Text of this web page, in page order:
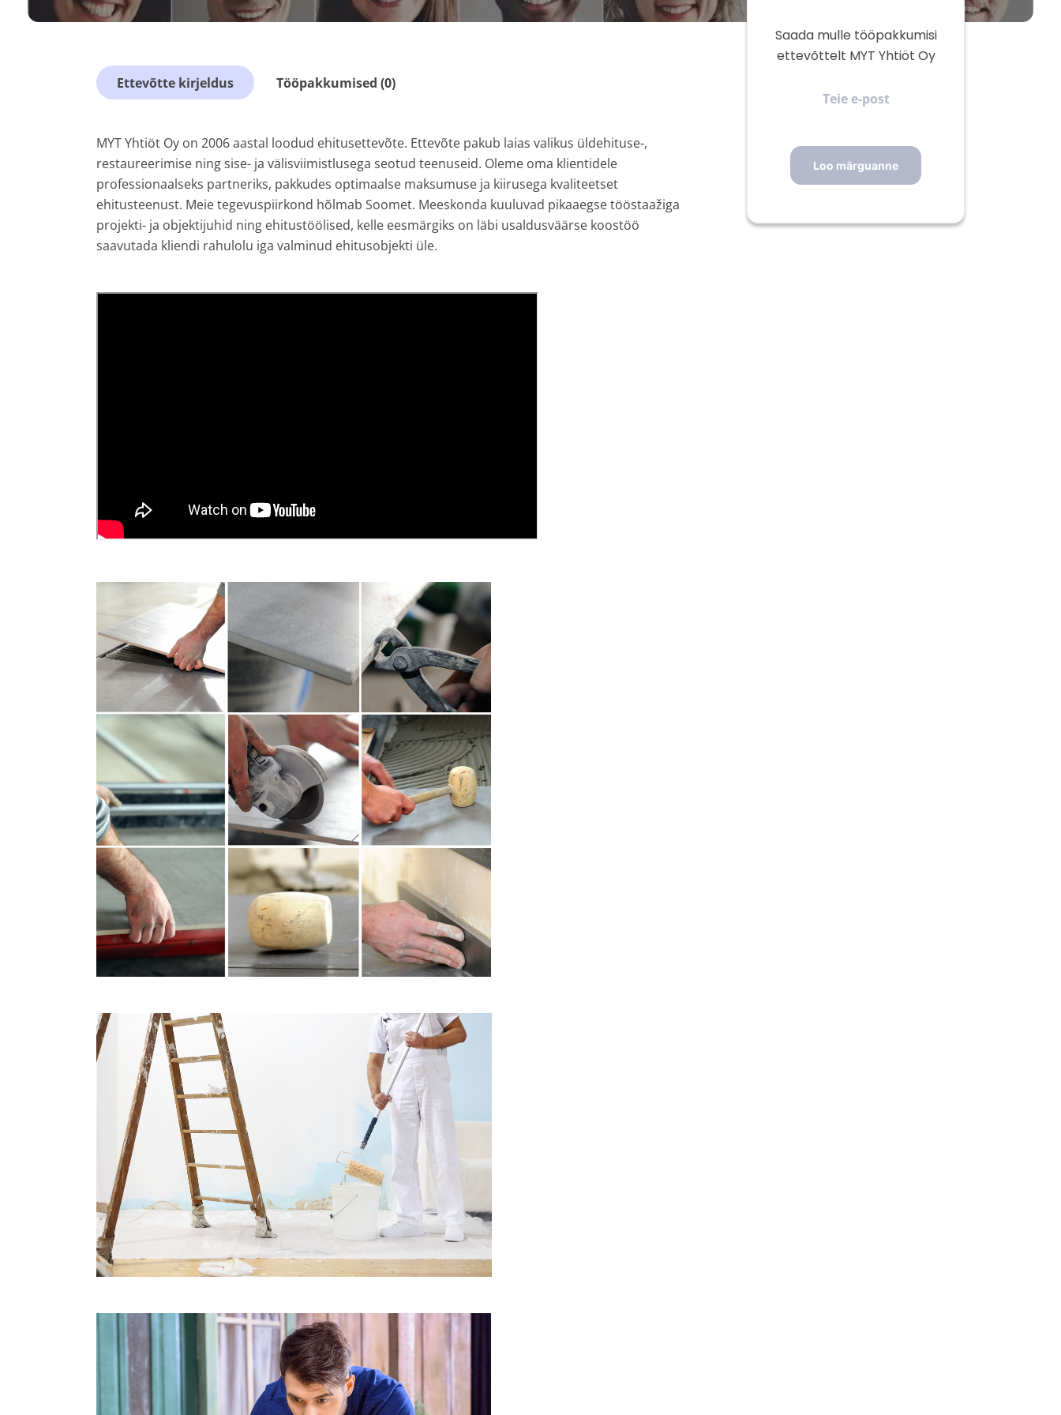
Ettevõtte kirjeldus Tööpakkumised (0)
MYT Yhtiöt Oy on 2006 aastal loodud ehitusettevõte. Ettevõte pakub laias valikus üldehituse-,
restaureerimise ning sise- ja välisviimistlusega seotud teenuseid. Oleme oma klientidele
professionaalseks partneriks, pakkudes optimaalse maksumuse ja kiirusega kvaliteetset
ehitusteenust. Meie tegevuspiirkond hõlmab Soomet. Meeskonda kuuluvad pikaaegse tööstaažiga
projekti- ja objektijuhid ning ehitustöölised, kelle eesmärgiks on läbi usaldusväärse koostöö
saavutada kliendi rahulolu iga valminud ehitusobjekti üle.
Saada mulle tööpakkumisi
ettevõttelt MYT Yhtiöt Oy